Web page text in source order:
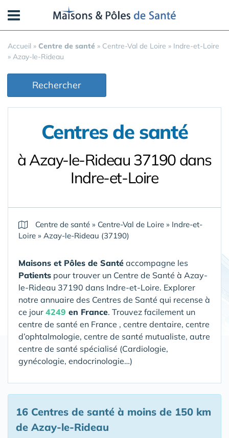
Accueil » Centre de santé » Centre-Val de Loire » Indre-et-Loire
» Azay-le-Rideau
Rechercher
Centres de santé
à Azay-le-Rideau 37190 dans
Indre-et-Loire
Centre de santé » Centre-Val de Loire » Indre-et-
Loire » Azay-le-Rideau (37190)
Maisons et Pôles de Santé accompagne les
Patients pour trouver un Centre de Santé à Azay-
le-Rideau 37190 dans Indre-et-Loire. Explorer
notre annuaire des Centres de Santé qui recense à
ce jour 4249 en France. Trouvez facilement un
centre de santé en France , centre dentaire, centre
d’ophtalmologie, centre de santé mutualiste, autre
centre de santé spécialisé (Cardiologie,
gynécologie, endocrinologie…)
16 Centres de santé à moins de 150 km
de Azay-le-Rideau
Panneau de gestion des cookies